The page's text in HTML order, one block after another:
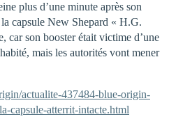
plus d’une minute après son
capsule New Shepard « H.G.
car son booster était victime d’une
mais les autorités vont mener
actualite-437484-blue-origin-
capsule-atterrit-intacte.html